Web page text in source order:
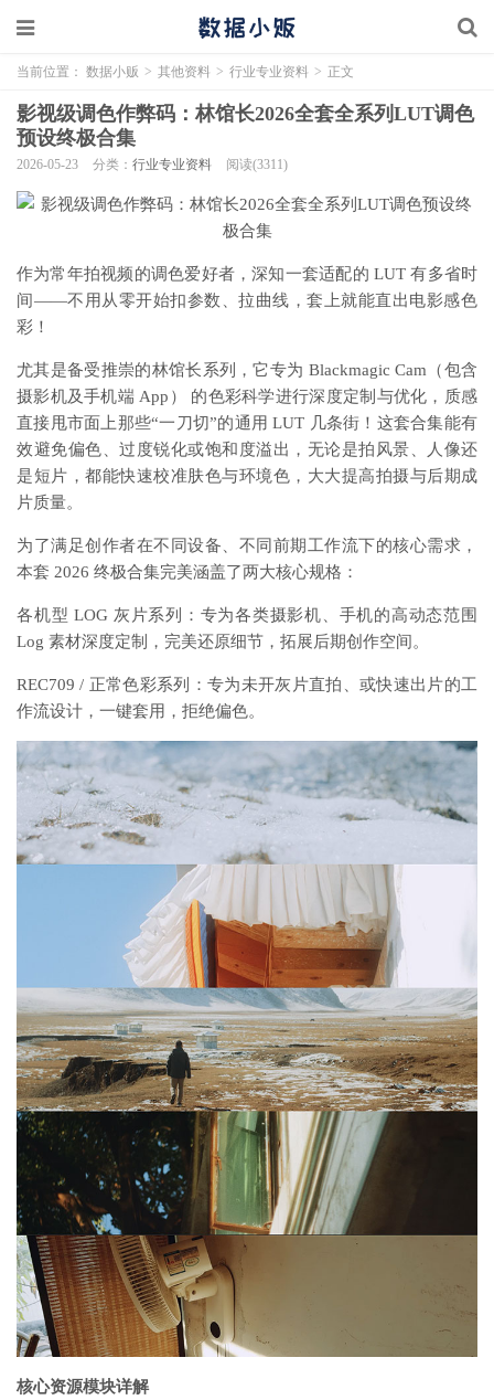
当前位置： 数据小贩 > 其他资料 > 行业专业资料 > 正文
影视级调色作弊码：林馆长2026全套全系列LUT调色
预设终极合集
2026-05-23 分类： 行业专业资料 阅读(3311)
作为常年拍视频的调色爱好者，深知一套适配的 LUT 有多省时
间——不用从零开始扣参数、拉曲线，套上就能直出电影感色
彩！
尤其是备受推崇的林馆长系列，它专为 Blackmagic Cam（包含
摄影机及手机端 App） 的色彩科学进行深度定制与优化，质感
直接甩市面上那些“一刀切”的通用 LUT 几条街！这套合集能有
效避免偏色、过度锐化或饱和度溢出，无论是拍风景、人像还
是短片，都能快速校准肤色与环境色，大大提高拍摄与后期成
片质量。
为了满足创作者在不同设备、不同前期工作流下的核心需求，
本套 2026 终极合集完美涵盖了两大核心规格：
各机型 LOG 灰片系列：专为各类摄影机、手机的高动态范围
Log 素材深度定制，完美还原细节，拓展后期创作空间。
REC709 / 正常色彩系列：专为未开灰片直拍、或快速出片的工
作流设计，一键套用，拒绝偏色。
核心资源模块详解